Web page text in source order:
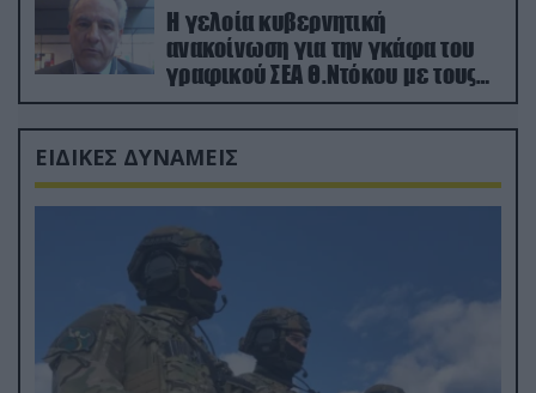
Η γελοία κυβερνητική
ανακοίνωση για την γκάφα του
γραφικού ΣΕΑ Θ.Ντόκου με τους
Ρώσους φαρσέρ
ΕΙΔΙΚΕΣ ΔΥΝΑΜΕΙΣ